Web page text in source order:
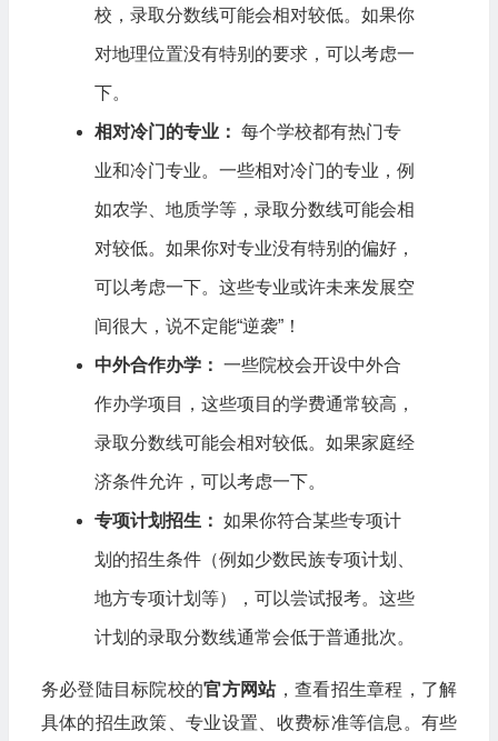
校，录取分数线可能会相对较低。如果你
对地理位置没有特别的要求，可以考虑一
下。
相对冷门的专业： 每个学校都有热门专
业和冷门专业。一些相对冷门的专业，例
如农学、地质学等，录取分数线可能会相
对较低。如果你对专业没有特别的偏好，
可以考虑一下。这些专业或许未来发展空
间很大，说不定能“逆袭”！
中外合作办学： 一些院校会开设中外合
作办学项目，这些项目的学费通常较高，
录取分数线可能会相对较低。如果家庭经
济条件允许，可以考虑一下。
专项计划招生： 如果你符合某些专项计
划的招生条件（例如少数民族专项计划、
地方专项计划等），可以尝试报考。这些
计划的录取分数线通常会低于普通批次。
务必登陆目标院校的官方网站，查看招生章程，了解
具体的招生政策、专业设置、收费标准等信息。有些